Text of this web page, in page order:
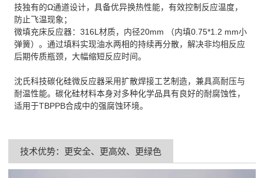
技独有的Ω通道设计，具备优异换热性能，有效控制反应温度，
防止飞温现象；
微填充床反应器：316L材质，内径20mm （内填0.75*1.2 mm小
弹簧）。通过填料实现油水两相的持续再分散，解决非均相反应
后期传质瓶颈，大幅缩短反应时间。
沈氏科技碳化硅微反应器采用扩散焊接工艺制造，兼具高耐压与
耐温性能。碳化硅材料本身对多种化学品具有良好的耐腐蚀性，
适用于TBPPB合成中的强腐蚀环境。
技术优势：更安全、更高效、更绿色